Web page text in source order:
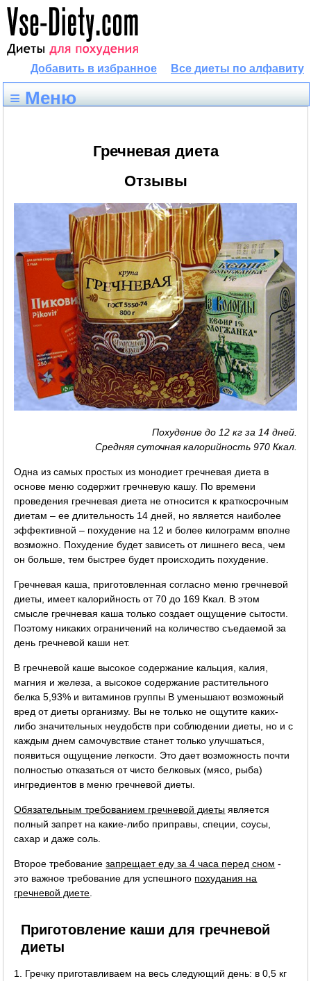
Все диеты по алфавиту
Добавить в избранное
≡ Меню
Гречневая диета
Отзывы
Похудение до 12 кг за 14 дней.
Средняя суточная калорийность 970 Ккал.
Одна из самых простых из монодиет гречневая диета в
основе меню содержит гречневую кашу. По времени
проведения гречневая диета не относится к краткосрочным
диетам – ее длительность 14 дней, но является наиболее
эффективной – похудение на 12 и более килограмм вполне
возможно. Похудение будет зависеть от лишнего веса, чем
он больше, тем быстрее будет происходить похудение.
Гречневая каша, приготовленная согласно меню гречневой
диеты, имеет калорийность от 70 до 169 Ккал. В этом
смысле гречневая каша только создает ощущение сытости.
Поэтому никаких ограничений на количество съедаемой за
день гречневой каши нет.
В гречневой каше высокое содержание кальция, калия,
магния и железа, а высокое содержание растительного
белка 5,93% и витаминов группы B уменьшают возможный
вред от диеты организму. Вы не только не ощутите каких-
либо значительных неудобств при соблюдении диеты, но и с
каждым днем самочувствие станет только улучшаться,
появиться ощущение легкости. Это дает возможность почти
полностью отказаться от чисто белковых (мясо, рыба)
ингредиентов в меню гречневой диеты.
Обязательным требованием гречневой диеты является
полный запрет на какие-либо приправы, специи, соусы,
сахар и даже соль.
Второе требованиезапрещает еду за 4 часа перед сном -
это важное требование для успешного похудания на
гречневой диете
Приготовление каши для гречневой
диеты
1. Гречку приготавливаем на весь следующий день: в 0,5 кг